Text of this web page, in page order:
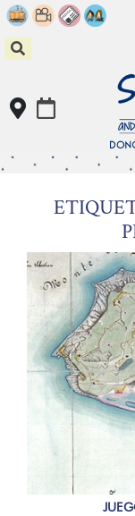
Skip
to
content